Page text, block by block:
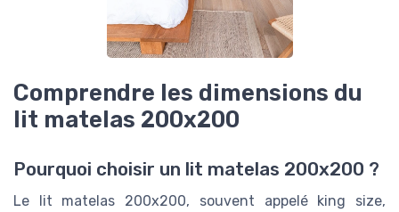
Comprendre les dimensions du
lit matelas 200x200
Pourquoi choisir un lit matelas 200x200 ?
Le lit matelas 200x200, souvent appelé king size,